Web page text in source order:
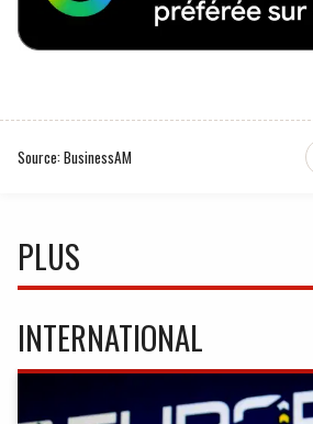
Source: BusinessAM
PLUS
INTERNATIONAL